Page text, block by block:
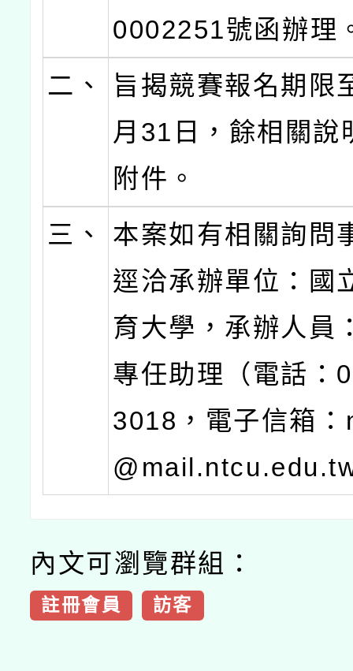
0002251號函辦理
二、
旨揭競賽報名期限
月31日，餘相關說
附件。
三、
本案如有相關詢問
逕洽承辦單位：國
育大學，承辦人員
專任助理（電話：
3018，電子信箱
內文可瀏覽群組：
註冊會員 訪客